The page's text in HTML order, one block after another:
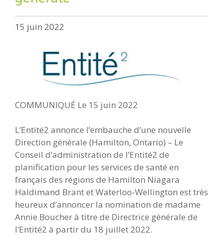
15 juin 2022
COMMUNIQUÉ Le 15 juin 2022
L’Entité2 annonce l’embauche d’une nouvelle
Direction générale (Hamilton, Ontario) – Le
Conseil d’administration de l’Entité2 de
planification pour les services de santé en
français des régions de Hamilton Niagara
Haldimand Brant et Waterloo-Wellington est très
heureux d’annoncer la nomination de madame
Annie Boucher à titre de Directrice générale de
l’Entité2 à partir du 18 juillet 2022.